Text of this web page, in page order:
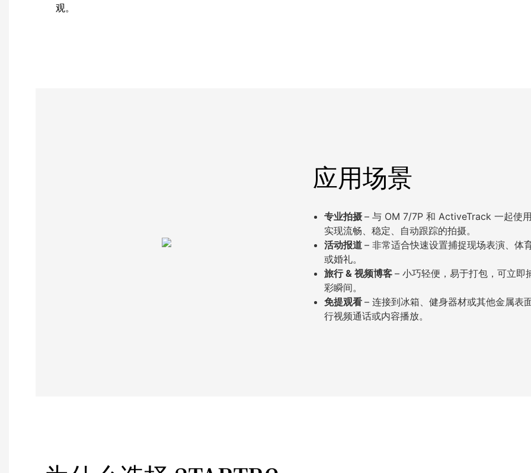
观。
应用场景
专业拍摄– 与 OM 7/7P 和 ActiveTrack 一起使
实现流畅、稳定、自动跟踪的拍摄。
活动报道– 非常适合快速设置捕捉现场表演、体
或婚礼。
旅行 & 视频博客– 小巧轻便，易于打包，可立即
彩瞬间。
免提观看– 连接到冰箱、健身器材或其他金属表
行视频通话或内容播放。